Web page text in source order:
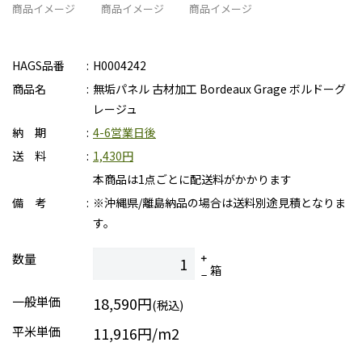
商品イメージ 商品イメージ 商品イメージ
HAGS品番
H0004242
商品名
無垢パネル 古材加工 Bordeaux Grage ボルドーグ
レージュ
納 期
4-6営業日後
送 料
1,430円
本商品は1点ごとに配送料がかかります
備 考
※沖縄県/離島納品の場合は送料別途見積となりま
す。
数量
箱
一般単価
18,590円(税込)
平米単価
11,916円/m2